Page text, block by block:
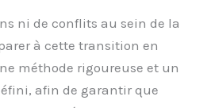
ni de conflits au sein de la
à cette transition en
méthode rigoureuse et un
afin de garantir que